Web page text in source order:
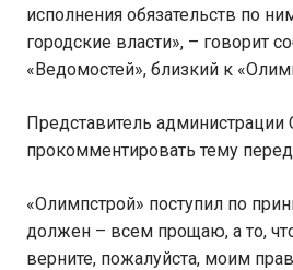
исполнения обязательств по
городские власти», – говорит
«Ведомостей», близкий к
Представитель администрации
прокомментировать тему
«Олимпстрой» поступил по
должен – всем прощаю, а то,
верните, пожалуйста, моим